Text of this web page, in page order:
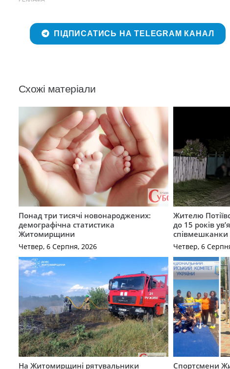
ПІДПИСАТИСЬ НА TELEGRAM КАНАЛ
Схожі матеріали
Понад три тисячі новонароджених:
демографічна статистика
Житомирщини
Четвер, 6 Серпня, 2026
Жителю
до 15 років
співмешканки
Четвер, 6
На Житомирщині рятувальники Спортсмени